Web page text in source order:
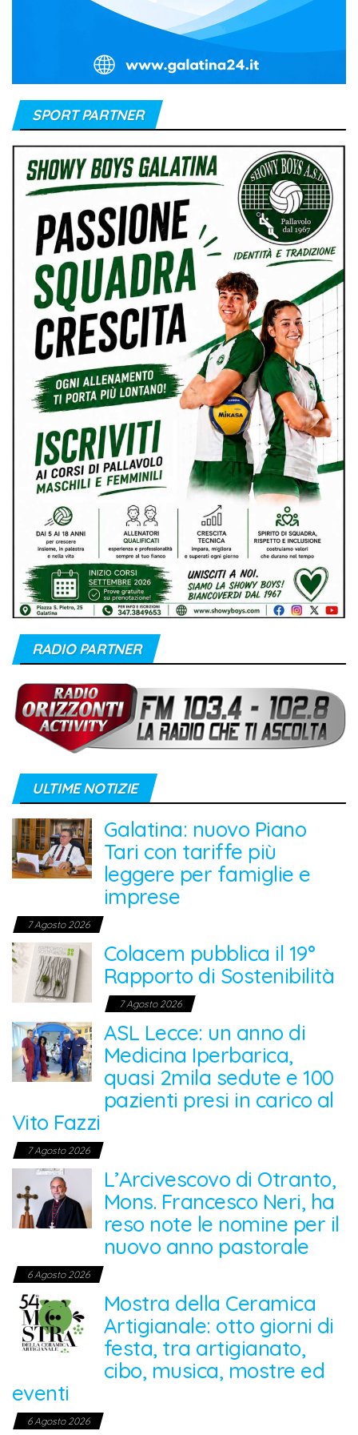
SPORT PARTNER
RADIO PARTNER
ULTIME NOTIZIE
Galatina: nuovo Piano
Tari con tariffe più
leggere per famiglie e
imprese
7 Agosto 2026
Colacem pubblica il 19°
Rapporto di Sostenibilità
7 Agosto 2026
ASL Lecce: un anno di
Medicina Iperbarica,
quasi 2mila sedute e 100
pazienti presi in carico al
Vito Fazzi
7 Agosto 2026
L’Arcivescovo di Otranto,
Mons. Francesco Neri, ha
reso note le nomine per il
nuovo anno pastorale
6 Agosto 2026
Mostra della Ceramica
Artigianale: otto giorni di
festa, tra artigianato,
cibo, musica, mostre ed
eventi
6 Agosto 2026